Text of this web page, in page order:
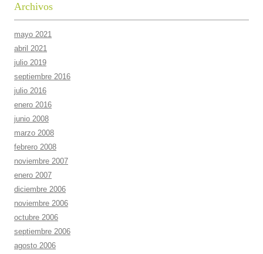
Archivos
mayo 2021
abril 2021
julio 2019
septiembre 2016
julio 2016
enero 2016
junio 2008
marzo 2008
febrero 2008
noviembre 2007
enero 2007
diciembre 2006
noviembre 2006
octubre 2006
septiembre 2006
agosto 2006